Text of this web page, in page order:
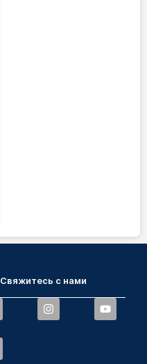
Свяжитесь с нами